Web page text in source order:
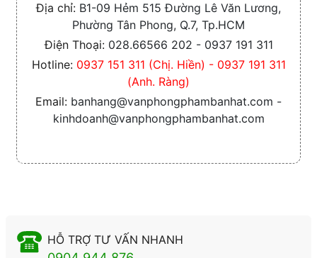
Địa chỉ: B1-09 Hẻm 515 Đường Lê Văn Lương,
Phường Tân Phong, Q.7, Tp.HCM
Điện Thoại: 028.66566 202 - 0937 191 311
Hotline: 0937 151 311 (Chị. Hiền) - 0937 191 311
(Anh. Ràng)
Email: banhang@vanphongphambanhat.com -
kinhdoanh@vanphongphambanhat.com
HỖ TRỢ TƯ VẤN NHANH